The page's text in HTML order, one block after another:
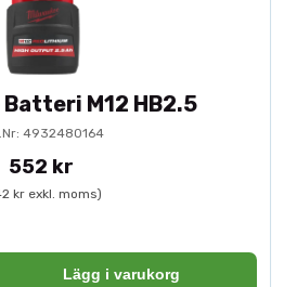
M12 HB2.5
4932480164
552 kr
kr exkl. moms)
Lägg i varukorg